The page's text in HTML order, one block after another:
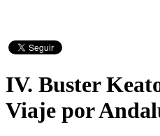
IV. Buster
Viaje por